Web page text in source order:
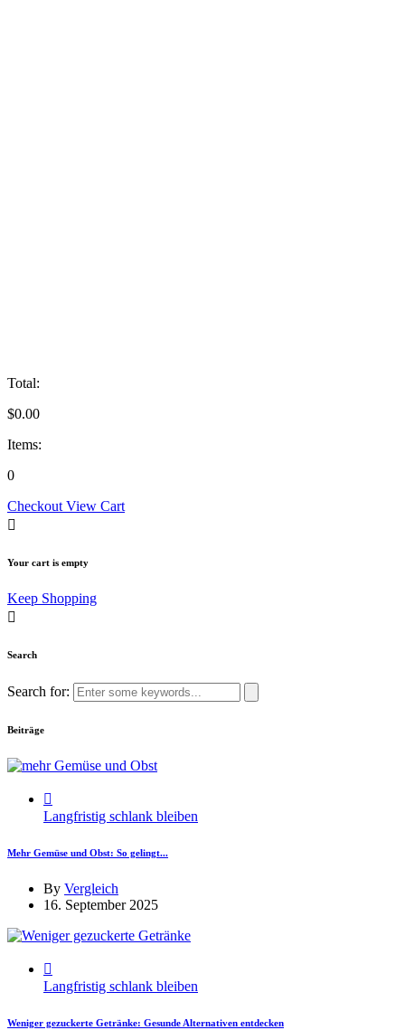
Total:
$0.00
Items:
0
Checkout View Cart
Your cart is empty
Keep Shopping
Search
Search for:
Beiträge
Langfristig schlank bleiben
Mehr Gemüse und Obst: So gelingt...
By Vergleich
16. September 2025
Langfristig schlank bleiben
Weniger gezuckerte Getränke: Gesunde Alternativen entdecken